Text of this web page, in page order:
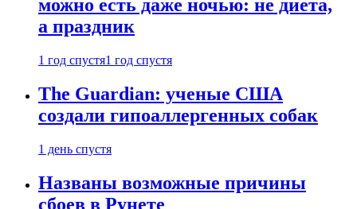
можно есть даже ночью: не диета,
а праздник
1 год спустя1 год спустя
The Guardian: ученые США
создали гипоаллергенных собак
1 день спустя
Названы возможные причины
сбоев в Рунете